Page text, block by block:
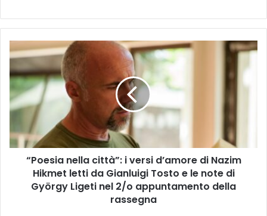
“
P
o
i
n
e
“Poesia nella città”: i versi d’amore di Nazim
Hikmet letti da Gianluigi Tosto e le note di
György Ligeti nel 2/o appuntamento della
rassegna